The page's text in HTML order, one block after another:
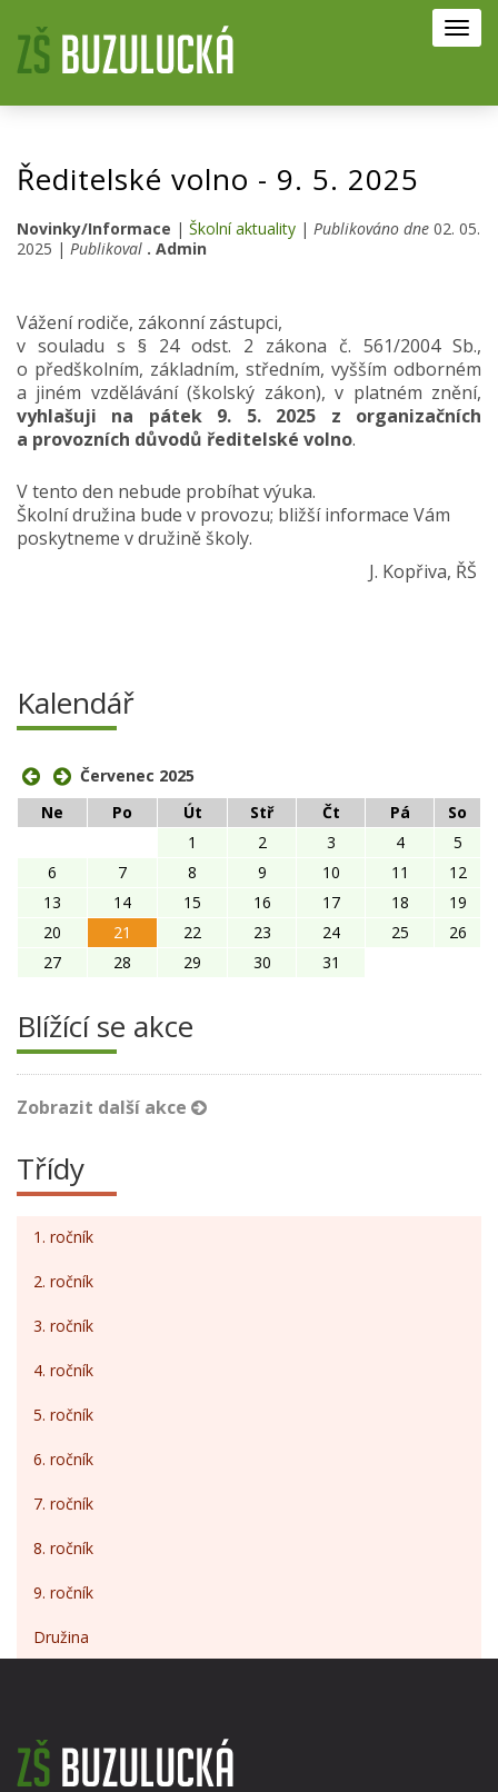
Ředitelské volno - 9. 5. 2025
Novinky/Informace | Školní aktuality | Publikováno dne 02. 05.
2025 | Publikoval . Admin
Vážení rodiče, zákonní zástupci,
v souladu s § 24 odst. 2 zákona č. 561/2004 Sb.,
o předškolním, základním, středním, vyšším odborném
a jiném vzdělávání (školský zákon), v platném znění,
vyhlašuji na pátek 9. 5. 2025 z organizačních
a provozních důvodů ředitelské volno.
V tento den nebude probíhat výuka.
Školní družina bude v provozu; bližší informace Vám
poskytneme v družině školy.
J. Kopřiva, ŘŠ
Kalendář
Červenec 2025
Ne
Po Út Stř Čt Pá
So
1
2 3 4
5
6
7 8 9 10 11
12
13
14 15 16 17 18
19
20
21 22 23 24 25
26
27
28 29 30 31
Blížící se akce
Zobrazit další akce
Třídy
1. ročník
2. ročník
3. ročník
4. ročník
5. ročník
6. ročník
7. ročník
8. ročník
9. ročník
Družina